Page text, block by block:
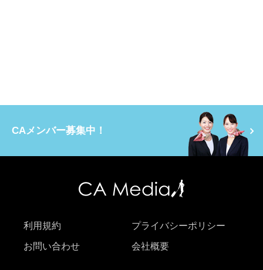
CAメンバー募集中！
利用規約 プライバシーポリシー
お問い合わせ 会社概要